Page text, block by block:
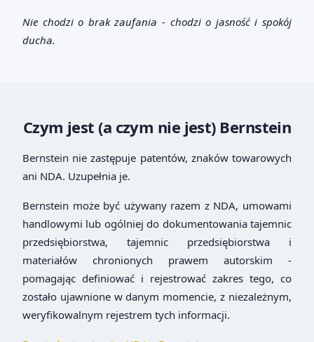
Nie chodzi o brak zaufania - chodzi o jasność i spokój
ducha.
Czym jest (a czym nie jest) Bernstein
Bernstein nie zastępuje patentów, znaków towarowych
ani NDA. Uzupełnia je.
Bernstein może być używany razem z NDA, umowami
handlowymi lub ogólniej do dokumentowania tajemnic
przedsiębiorstwa, tajemnic przedsiębiorstwa i
materiałów chronionych prawem autorskim -
pomagając definiować i rejestrować zakres tego, co
zostało ujawnione w danym momencie, z niezależnym,
weryfikowalnym rejestrem tych informacji.